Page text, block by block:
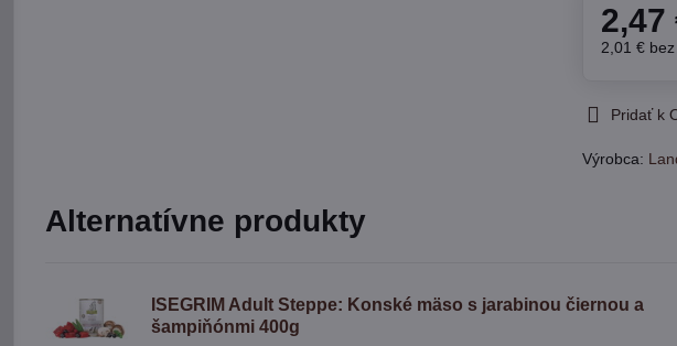
2,47
2,01 €
Pridať k
Výrobca:
Alternatívne produkty
ISEGRIM Adult Steppe: Konské mäso s jarabinou čiernou a
šampiňónmi 400g